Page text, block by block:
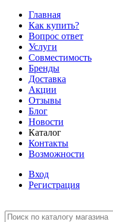
Главная
Как купить?
Вопрос ответ
Услуги
Совместимость
Бренды
Доставка
Акции
Отзывы
Блог
Новости
Каталог
Контакты
Возможности
Вход
Регистрация